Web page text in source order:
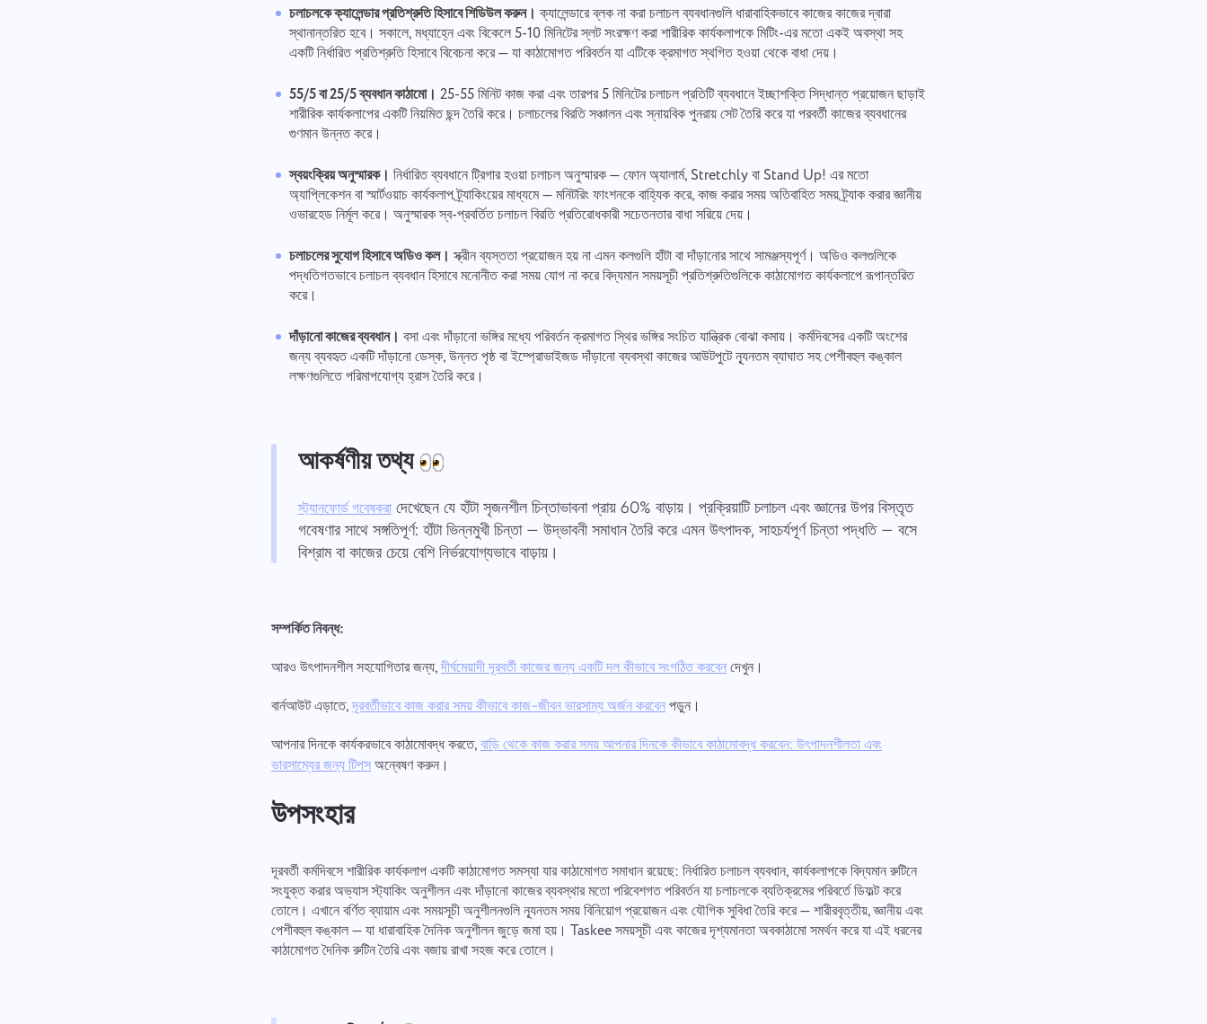
চলাচলকে ক্যালেন্ডার প্রতিশ্রুতি হিসাবে শিডিউল করুন। ক্যালেন্ডারে ব্লক না করা চলাচল ব্যবধানগুলি ধারাবাহিকভাবে কাজের কাজের দ্বারা
স্থানান্তরিত হবে। সকালে, মধ্যাহ্নে এবং বিকেলে 5-10 মিনিটের স্লট সংরক্ষণ করা শারীরিক কার্যকলাপকে মিটিং-এর মতো একই অবস্থা সহ
একটি নির্ধারিত প্রতিশ্রুতি হিসাবে বিবেচনা করে — যা কাঠামোগত পরিবর্তন যা এটিকে ক্রমাগত স্থগিত হওয়া থেকে বাধা দেয়।
55/5 বা 25/5 ব্যবধান কাঠামো। 25-55 মিনিট কাজ করা এবং তারপর 5 মিনিটের চলাচল প্রতিটি ব্যবধানে ইচ্ছাশক্তি সিদ্ধান্ত প্রয়োজন ছাড়াই
শারীরিক কার্যকলাপের একটি নিয়মিত ছন্দ তৈরি করে। চলাচলের বিরতি সঞ্চালন এবং স্নায়বিক পুনরায় সেট তৈরি করে যা পরবর্তী কাজের ব্যবধানের
গুণমান উন্নত করে।
স্বয়ংক্রিয় অনুস্মারক। নির্ধারিত ব্যবধানে ট্রিগার হওয়া চলাচল অনুস্মারক — ফোন অ্যালার্ম, Stretchly বা Stand Up! এর মতো
অ্যাপ্লিকেশন বা স্মার্টওয়াচ কার্যকলাপ ট্র্যাকিংয়ের মাধ্যমে — মনিটরিং ফাংশনকে বাহ্যিক করে, কাজ করার সময় অতিবাহিত সময় ট্র্যাক করার জ্ঞানীয়
ওভারহেড নির্মূল করে। অনুস্মারক স্ব-প্রবর্তিত চলাচল বিরতি প্রতিরোধকারী সচেতনতার বাধা সরিয়ে দেয়।
চলাচলের সুযোগ হিসাবে অডিও কল। স্ক্রীন ব্যস্ততা প্রয়োজন হয় না এমন কলগুলি হাঁটা বা দাঁড়ানোর সাথে সামঞ্জস্যপূর্ণ। অডিও কলগুলিকে
পদ্ধতিগতভাবে চলাচল ব্যবধান হিসাবে মনোনীত করা সময় যোগ না করে বিদ্যমান সময়সূচী প্রতিশ্রুতিগুলিকে কাঠামোগত কার্যকলাপে রূপান্তরিত
করে।
দাঁড়ানো কাজের ব্যবধান। বসা এবং দাঁড়ানো ভঙ্গির মধ্যে পরিবর্তন ক্রমাগত স্থির ভঙ্গির সংচিত যান্ত্রিক বোঝা কমায়। কর্মদিবসের একটি অংশের
জন্য ব্যবহৃত একটি দাঁড়ানো ডেস্ক, উন্নত পৃষ্ঠ বা ইম্প্রোভাইজড দাঁড়ানো ব্যবস্থা কাজের আউটপুটে ন্যূনতম ব্যাঘাত সহ পেশীবহুল কঙ্কাল
লক্ষণগুলিতে পরিমাপযোগ্য হ্রাস তৈরি করে।
আকর্ষণীয় তথ্য
স্ট্যানফোর্ড গবেষকরাদেখেছেন যে হাঁটা সৃজনশীল চিন্তাভাবনা প্রায় 60% বাড়ায়। প্রক্রিয়াটি চলাচল এবং জ্ঞানের উপর বিস্তৃত
গবেষণার সাথে সঙ্গতিপূর্ণ: হাঁটা ভিন্নমুখী চিন্তা — উদ্ভাবনী সমাধান তৈরি করে এমন উৎপাদক, সাহচর্যপূর্ণ চিন্তা পদ্ধতি — বসে
বিশ্রাম বা কাজের চেয়ে বেশি নির্ভরযোগ্যভাবে বাড়ায়।
সম্পর্কিত নিবন্ধ:
আরও উৎপাদনশীল সহযোগিতার জন্য,দীর্ঘমেয়াদী দূরবর্তী কাজের জন্য একটি দল কীভাবে সংগঠিত করবেন দেখুন।
বার্নআউট এড়াতে,দূরবর্তীভাবে কাজ করার সময় কীভাবে কাজ-জীবন ভারসাম্য অর্জন করবেন পড়ুন।
আপনার দিনকে কার্যকরভাবে কাঠামোবদ্ধ করতে, বাড়ি থেকে কাজ করার সময় আপনার দিনকে কীভাবে কাঠামোবদ্ধ করবেন: উৎপাদনশীলতা এবং
ভারসাম্যের জন্য টিপস অন্বেষণ করুন।
উপসংহার
দূরবর্তী কর্মদিবসে শারীরিক কার্যকলাপ একটি কাঠামোগত সমস্যা যার কাঠামোগত সমাধান রয়েছে: নির্ধারিত চলাচল ব্যবধান, কার্যকলাপকে বিদ্যমান রুটিনে
সংযুক্ত করার অভ্যাস স্ট্যাকিং অনুশীলন এবং দাঁড়ানো কাজের ব্যবস্থার মতো পরিবেশগত পরিবর্তন যা চলাচলকে ব্যতিক্রমের পরিবর্তে ডিফল্ট করে
তোলে। এখানে বর্ণিত ব্যায়াম এবং সময়সূচী অনুশীলনগুলি ন্যূনতম সময় বিনিয়োগ প্রয়োজন এবং যৌগিক সুবিধা তৈরি করে — শারীরবৃত্তীয়, জ্ঞানীয় এবং
পেশীবহুল কঙ্কাল — যা ধারাবাহিক দৈনিক অনুশীলন জুড়ে জমা হয়। Taskee সময়সূচী এবং কাজের দৃশ্যমানতা অবকাঠামো সমর্থন করে যা এই ধরনের
কাঠামোগত দৈনিক রুটিন তৈরি এবং বজায় রাখা সহজ করে তোলে।
ব্যক্তিগত তথ্যের প্রক্রিয়াকরণে সম্মতি প্রদান করছেন:গোপনীয়তা নীতি.